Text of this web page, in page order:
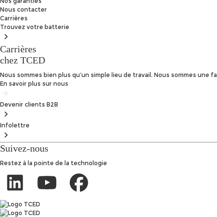
Nous contacter
Carrières
Trouvez votre batterie
Carrières
chez TCED
Nous sommes bien plus qu’un simple lieu de travail. Nous sommes une
En savoir plus sur nous
Devenir clients B2B
Infolettre
Suivez-nous
Restez à la pointe de la technologie